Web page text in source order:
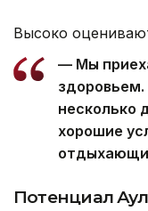
Высоко
— Мы
несколько
хорошие
Потенциал